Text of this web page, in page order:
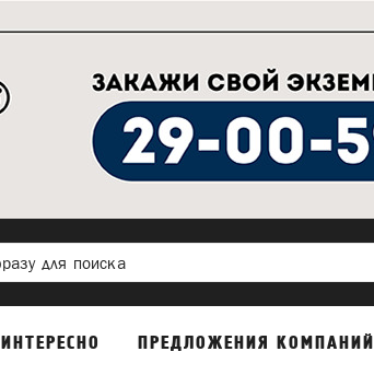
ИНТЕРЕСНО ПРЕДЛОЖЕНИЯ КОМПАНИЙ